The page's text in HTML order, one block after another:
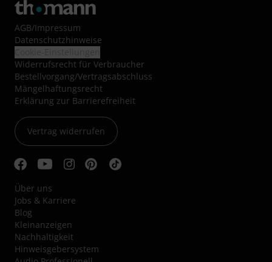
AGB/Impressum
Datenschutzhinweise
Widerrufsrecht für Verbraucher
Bestellvorgang/Vertragsabschluss
Mängelhaftungsrecht
Erklärung zur Barrierefreiheit
Vertrag widerrufen
Über uns
Jobs & Karriere
Blog
Kleinanzeigen
Nachhaltigkeit
Hinweisgebersystem